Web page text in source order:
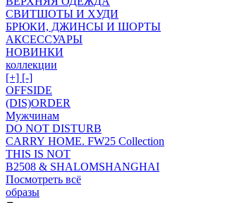
СВИТШОТЫ И ХУДИ
БРЮКИ, ДЖИНСЫ И ШОРТЫ
АКСЕССУАРЫ
НОВИНКИ
коллекции
[+] [-]
OFFSIDE
(DIS)ORDER
Мужчинам
DO NOT DISTURB
CARRY HOME. FW25 Collection
THIS IS NOT
B2508 & SHALOMSHANGHAI
Посмотреть всё
образы